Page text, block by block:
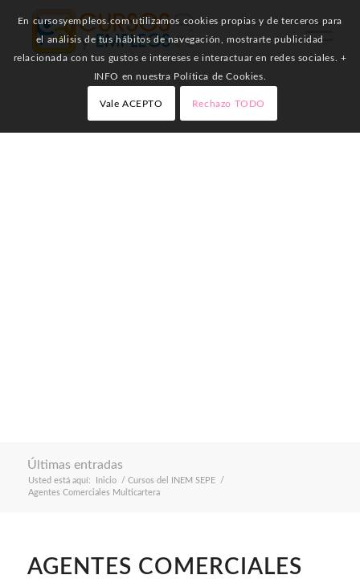
Últimas entradas
Usted está aquí: Inicio / Cursos del INEM SEPE
/
Agentes Comerciales Multicartera
AGENTES COMERCIALES
En cursosyempleos.com utilizamos cookies propias y de terceros para
el análisis de tus hábitos de navegación, mostrarte publicidad
relacionada con tus gustos e intereses e interactuar en redes sociales. +
INFO en nuestra Política de Cookies.
Vale ACEPTO Rechazo TODO